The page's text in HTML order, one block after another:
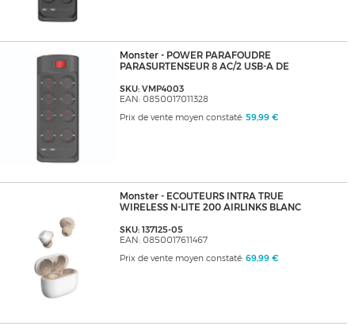
Monster - POWER PARAFOUDRE
PARASURTENSEUR 8 AC/2 USB-A DE
SKU: VMP4003
EAN: 0850017011328
Prix de vente moyen constaté: 59,99 €
Monster - ECOUTEURS INTRA TRUE
WIRELESS N-LITE 200 AIRLINKS BLANC
SKU: 137125-05
EAN: 0850017611467
Prix de vente moyen constaté: 69,99 €